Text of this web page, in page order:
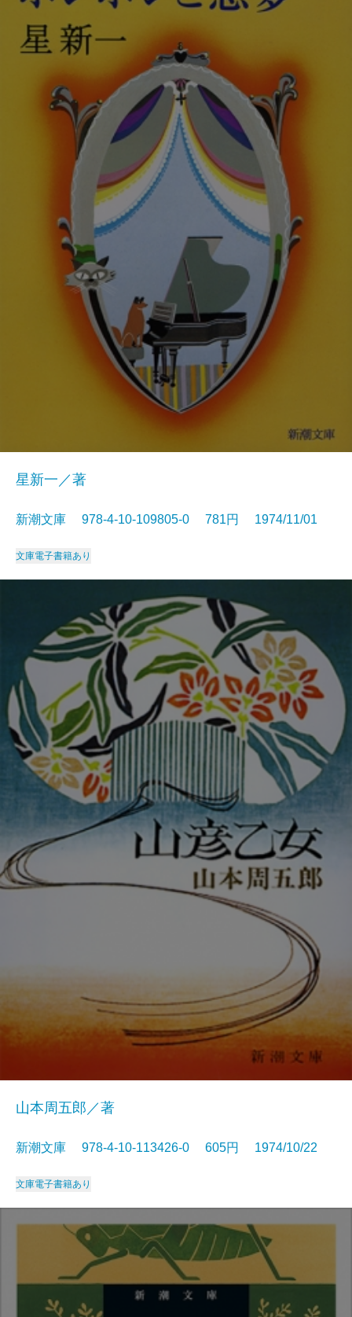
星新一／著
新潮文庫 978-4-10-109805-0 781円 1974/11/01
文庫電子書籍あり
山本周五郎／著
新潮文庫 978-4-10-113426-0 605円 1974/10/22
文庫電子書籍あり